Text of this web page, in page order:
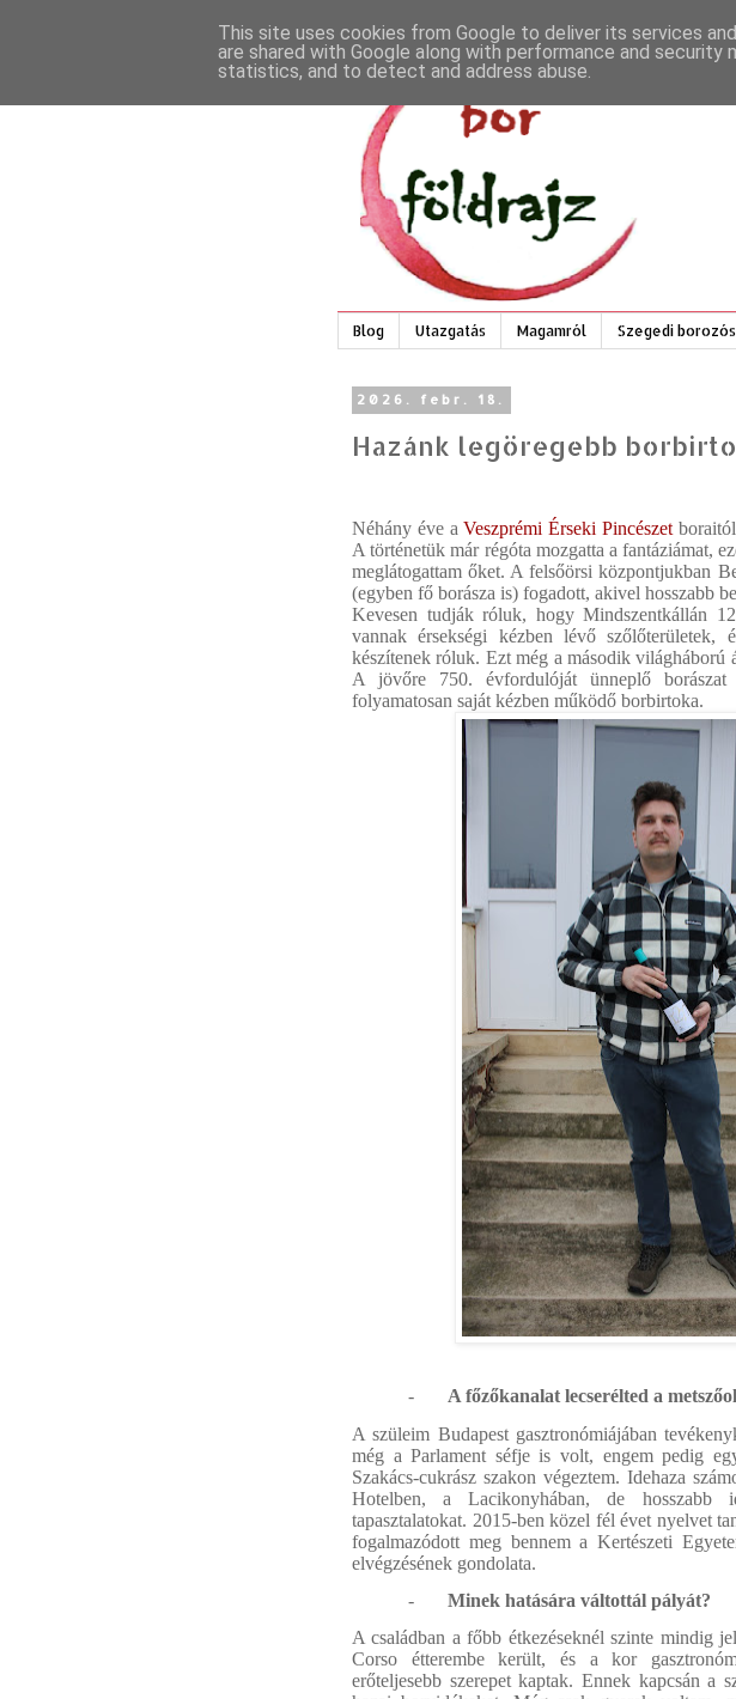
Blog Utazgatás Magamról Szegedi borozós
2026. febr. 18.
Hazánk legöregebb
Néhány éve aVeszprémi Érseki Pincészet
A történetük már régóta mozgatta a fantáziámat,
meglátogattam őket. A felsőörsi központjukban
(egyben fő borásza is) fogadott, akivel hosszabb
Kevesen tudják róluk, hogy Mindszentkállán
vannak érsekségi kézben lévő
készítenek róluk. Ezt még a második világháború
A jövőre 750. évfordulóját ünneplő borászat
folyamatosan saját kézben működő borbirtoka.
-
A főzőkanalat lecserélted a
A szüleim Budapest gasztronómiájában
még a Parlament séfje is volt, engem pedig
Szakács-cukrász szakon végeztem. Idehaza
Hotelben, a Lacikonyhában, de hosszabb
tapasztalatokat. 2015-ben közel fél évet nyelvet
fogalmazódott meg bennem a Kertészeti
elvégzésének gondolata.
-
Minek hatására váltottál pályát?
A családban a főbb étkezéseknél szinte mindig
Corso étterembe került, és a kor
erőteljesebb szerepet kaptak. Ennek kapcsán a
This site uses cookies from Google to deliver its services
are shared with Google along with performance and
statistics, and to detect and address abuse.